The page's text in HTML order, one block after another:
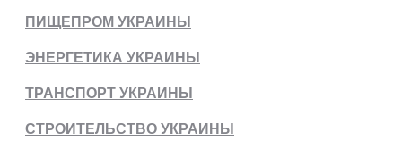
ПИЩЕПРОМ УКРАИНЫ
ЭНЕРГЕТИКА УКРАИНЫ
ТРАНСПОРТ УКРАИНЫ
СТРОИТЕЛЬСТВО УКРАИНЫ